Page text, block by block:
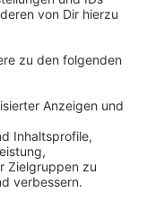
als je zuvor.
Selbstfindung,
des Alltags.
Tour” gestartet.
Australien und
in